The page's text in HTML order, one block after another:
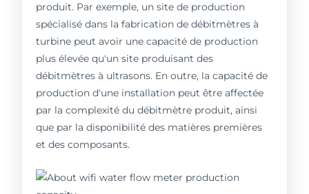
produit. Par exemple, un site de production
spécialisé dans la fabrication de débitmètres à
turbine peut avoir une capacité de production
plus élevée qu'un site produisant des
débitmètres à ultrasons. En outre, la capacité de
production d'une installation peut être affectée
par la complexité du débitmètre produit, ainsi
que par la disponibilité des matières premières
et des composants.